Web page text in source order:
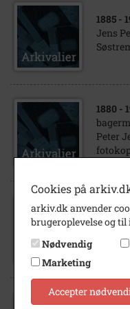
1885 -
Jens
1880 -
Peter
1894
Jens
1865-
Cookies på
arkiv.dk anvender
brugeroplevelse og
Nødvendig
Marketing
Accepter